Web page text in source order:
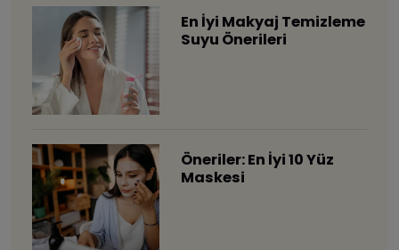
En İyi Makyaj Temizleme
Suyu Önerileri
Öneriler: En İyi 10 Yüz
Maskesi